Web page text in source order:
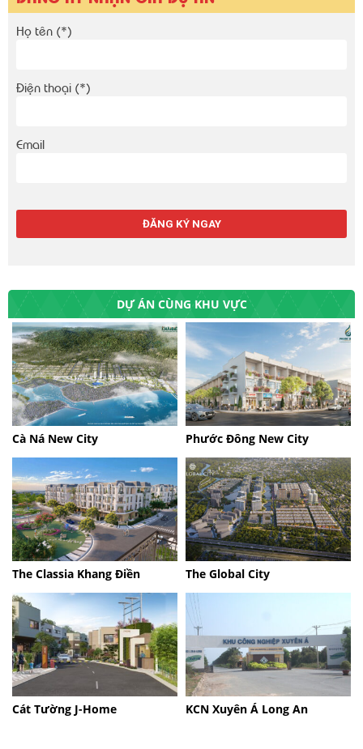
Họ tên (*)
Điện thoại (*)
Email
DỰ ÁN CÙNG KHU VỰC
Cà Ná New City Phước Đông New City
The Classia Khang Điền The Global City
Cát Tường J-Home KCN Xuyên Á Long An